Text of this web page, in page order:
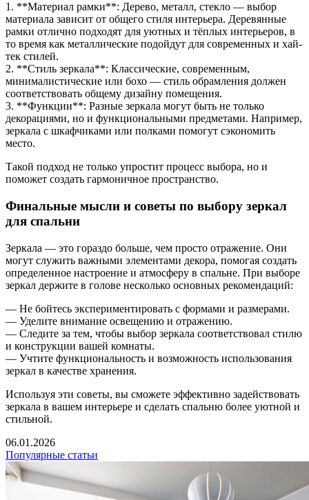
1. **Материал рамки**: Дерево, металл, стекло — выбор
материала зависит от общего стиля интерьера. Деревянные
рамки отлично подходят для уютных и тёплых интерьеров, в
то время как металлические подойдут для современных и хай-
тек стилей.
2. **Стиль зеркала**: Классические, современным,
минималистические или бохо — стиль обрамления должен
соответствовать общему дизайну помещения.
3. **Функции**: Разные зеркала могут быть не только
декорациями, но и функциональными предметами. Например,
зеркала с шкафчиками или полками помогут сэкономить
место.
Такой подход не только упростит процесс выбора, но и
поможет создать гармоничное пространство.
Финальные мысли и советы по выбору зеркал
для спальни
Зеркала — это гораздо больше, чем просто отражение. Они
могут служить важными элементами декора, помогая создать
определенное настроение и атмосферу в спальне. При выборе
зеркал держите в голове несколько основных рекомендаций:
— Не бойтесь экспериментировать с формами и размерами.
— Уделите внимание освещению и отражению.
— Следите за тем, чтобы выбор зеркала соответствовал стилю
и конструкции вашей комнаты.
— Учтите функциональность и возможность использования
зеркал в качестве хранения.
Используя эти советы, вы сможете эффективно задействовать
зеркала в вашем интерьере и сделать спальню более уютной и
стильной.
06.01.2026
Популярные статьи